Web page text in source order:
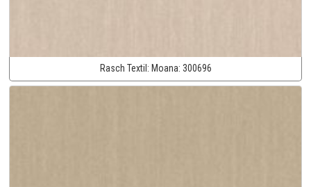
Rasch Textil: Moana: 300696